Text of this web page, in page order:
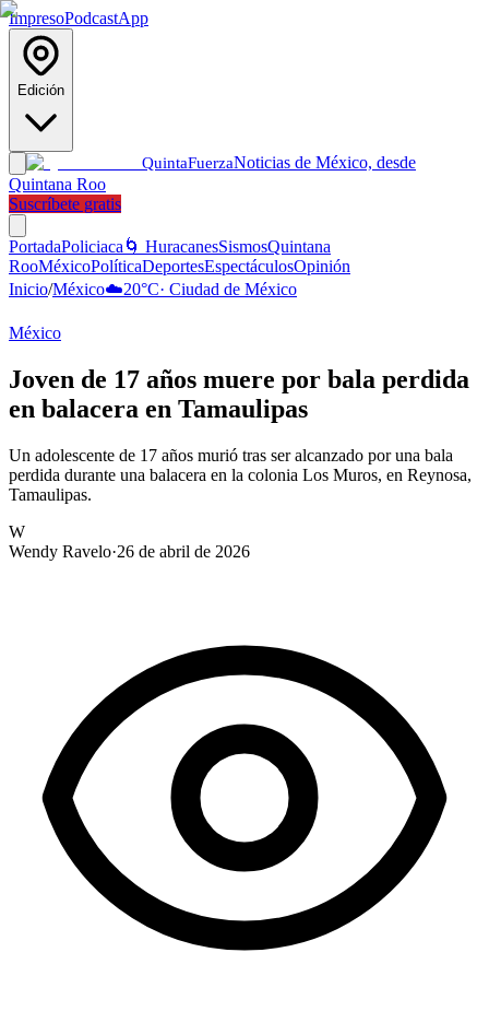
ImpresoPodcastApp
Edición
QuintaFuerzaNoticias de México, desde
Quintana Roo
Suscríbete gratis
PortadaPoliciaca 🌀 HuracanesSismosQuintana
RooMéxicoPolíticaDeportesEspectáculosOpinión
Inicio/México☁️20°C· Ciudad de México
México
Joven de 17 años muere por bala perdida
en balacera en Tamaulipas
Un adolescente de 17 años murió tras ser alcanzado por una bala
perdida durante una balacera en la colonia Los Muros, en Reynosa,
Tamaulipas.
W
Wendy Ravelo·26 de abril de 2026